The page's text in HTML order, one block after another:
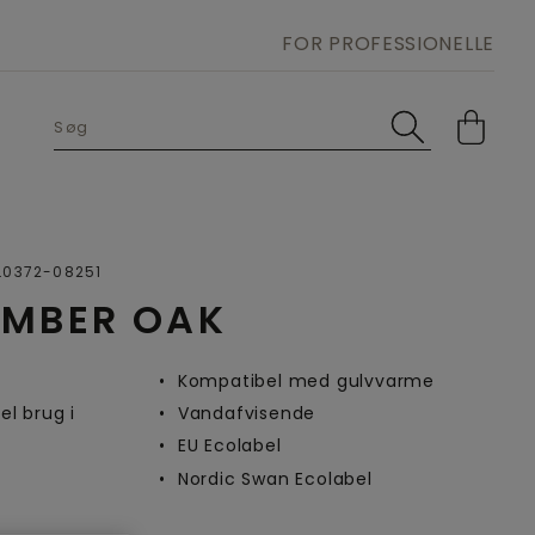
FOR PROFESSIONELLE
OAK
08251
brug i
Kompatibel med gulvvarme
Vandafvisende
EU Ecolabel
Nordic Swan Ecolabel